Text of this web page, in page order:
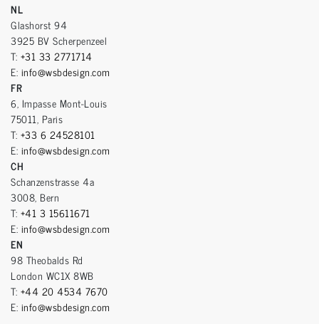
NL
Glashorst 94
3925 BV Scherpenzeel
T: +31 33 2771714
E: info@wsbdesign.com
FR
6, Impasse Mont-Louis
75011, Paris
T: +33 6 24528101
E: info@wsbdesign.com
CH
Schanzenstrasse 4a
3008, Bern
T: +41 3 15611671
E: info@wsbdesign.com
EN
98 Theobalds Rd
London WC1X 8WB
T: +44 20 4534 7670
E: info@wsbdesign.com